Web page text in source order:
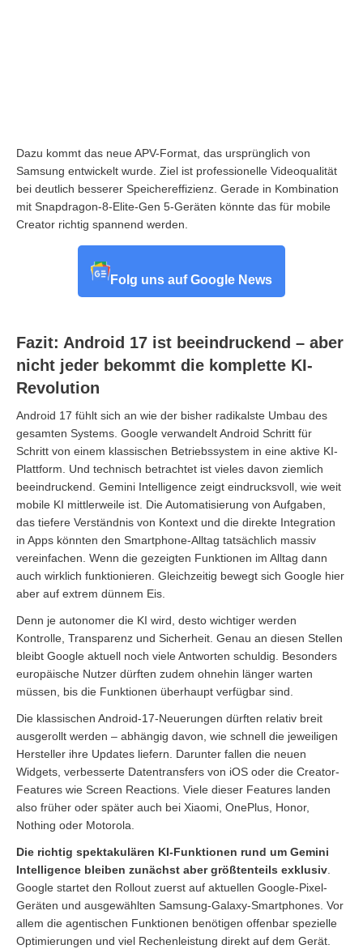
Dazu kommt das neue APV-Format, das ursprünglich von
Samsung entwickelt wurde. Ziel ist professionelle Videoqualität
bei deutlich besserer Speichereffizienz. Gerade in Kombination
mit Snapdragon-8-Elite-Gen 5-Geräten könnte das für mobile
Creator richtig spannend werden.
Folg uns auf Google News
Fazit: Android 17 ist beeindruckend – aber
nicht jeder bekommt die komplette KI-
Revolution
Android 17 fühlt sich an wie der bisher radikalste Umbau des
gesamten Systems. Google verwandelt Android Schritt für
Schritt von einem klassischen Betriebssystem in eine aktive KI-
Plattform. Und technisch betrachtet ist vieles davon ziemlich
beeindruckend. Gemini Intelligence zeigt eindrucksvoll, wie weit
mobile KI mittlerweile ist. Die Automatisierung von Aufgaben,
das tiefere Verständnis von Kontext und die direkte Integration
in Apps könnten den Smartphone-Alltag tatsächlich massiv
vereinfachen. Wenn die gezeigten Funktionen im Alltag dann
auch wirklich funktionieren. Gleichzeitig bewegt sich Google hier
aber auf extrem dünnem Eis.
Denn je autonomer die KI wird, desto wichtiger werden
Kontrolle, Transparenz und Sicherheit. Genau an diesen Stellen
bleibt Google aktuell noch viele Antworten schuldig. Besonders
europäische Nutzer dürften zudem ohnehin länger warten
müssen, bis die Funktionen überhaupt verfügbar sind.
Die klassischen Android-17-Neuerungen dürften relativ breit
ausgerollt werden – abhängig davon, wie schnell die jeweiligen
Hersteller ihre Updates liefern. Darunter fallen die neuen
Widgets, verbesserte Datentransfers von iOS oder die Creator-
Features wie Screen Reactions. Viele dieser Features landen
also früher oder später auch bei Xiaomi, OnePlus, Honor,
Nothing oder Motorola.
Die richtig spektakulären KI-Funktionen rund um Gemini
Intelligence bleiben zunächst aber größtenteils exklusiv
Google startet den Rollout zuerst auf aktuellen Google-Pixel-
Geräten und ausgewählten Samsung-Galaxy-Smartphones. Vor
allem die agentischen Funktionen benötigen offenbar spezielle
Optimierungen und viel Rechenleistung direkt auf dem Gerät.